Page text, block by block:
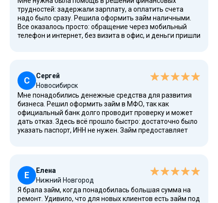
трудностей: задержали зарплату, а оплатить счета
надо было сразу. Решила оформить займ наличными.
Все оказалось просто: обращение через мобильный
телефон и интернет, без визита в офис, и деньги пришли
также наличие функции продления срока возврата. Мы
часто используем такие надежные сервисы, и могу
сказать — это реально работает.
С
Сергей
Новосибирск
Мне понадобились денежные средства для развития
бизнеса. Решил оформить займ в МФО, так как
официальный банк долго проводит проверку и может
дать отказ. Здесь всё прошло быстро: достаточно было
указать паспорт, ИНН не нужен. Займ предоставляет
займа, понятная система платежей, возможна оплата
переводом или через систему онлайн-оплаты. Сервис
доступен всем, кто старше 18 лет, что тоже важно.
Е
Елена
Нижний Новгород
Я брала займ, когда понадобилась большая сумма на
ремонт. Удивило, что для новых клиентов есть займ под